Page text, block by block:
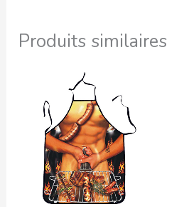
Produits similaires